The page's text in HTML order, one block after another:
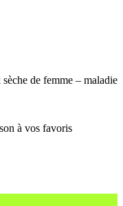
de femme – maladie